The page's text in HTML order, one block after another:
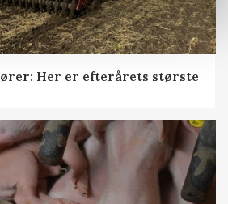
Her er efterårets største